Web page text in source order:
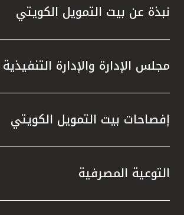
نبذة عن بيت التمويل الكويتي
مجلس الإدارة والإدارة التنفيذية
إفصاحات بيت التمويل الكويتي
التوعية المصرفية